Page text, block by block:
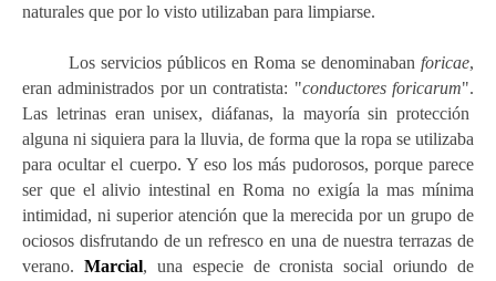
naturales que por lo visto utilizaban para limpiarse.
Los servicios públicos en Roma se denominabanforicae,
eran administrados por un contratista: "conductores foricarum".
Las letrinas eran unisex, diáfanas, la mayoría sin protección
alguna ni siquiera para la lluvia, de forma que la ropa se utilizaba
para ocultar el cuerpo. Y eso los más pudorosos, porque parece
ser que el alivio intestinal en Roma no exigía la mas mínima
intimidad, ni superior atención que la merecida por un grupo de
ociosos disfrutando de un refresco en una de nuestra terrazas de
verano. Marcial, una especie de cronista social oriundo de